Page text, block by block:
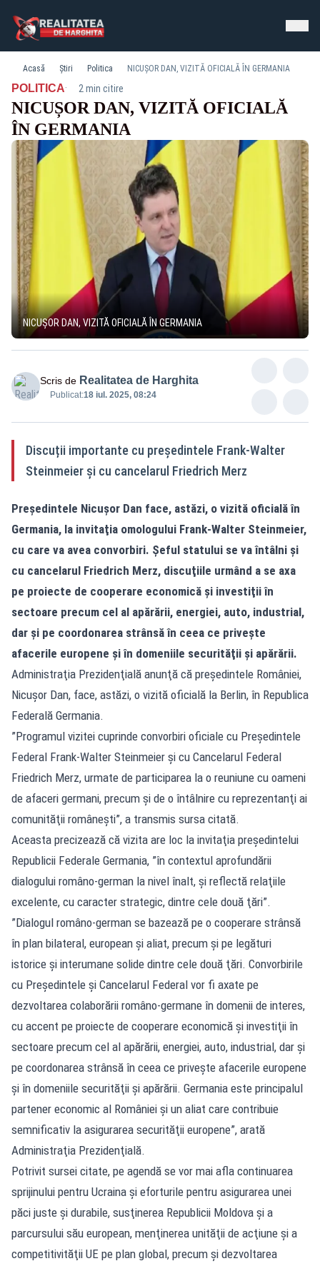
Acasă Știri Politica NICUȘOR DAN, VIZITĂ OFICIALĂ ÎN GERMANIA
POLITICA· 2 min citire
NICUȘOR DAN, VIZITĂ OFICIALĂ
ÎN GERMANIA
NICUȘOR DAN, VIZITĂ OFICIALĂ ÎN GERMANIA
Scris de Realitatea de Harghita
Publicat:18 iul. 2025, 08:24
Discuții importante cu preşedintele Frank-Walter
Steinmeier şi cu cancelarul Friedrich Merz
Preşedintele Nicuşor Dan face, astăzi, o vizită oficială în
Germania, la invitaţia omologului Frank-Walter Steinmeier,
cu care va avea convorbiri. Şeful statului se va întâlni şi
cu cancelarul Friedrich Merz, discuţiile urmând a se axa
pe proiecte de cooperare economică şi investiţii în
sectoare precum cel al apărării, energiei, auto, industrial,
dar şi pe coordonarea strânsă în ceea ce priveşte
afacerile europene şi în domeniile securităţii şi apărării.
Administraţia Prezidenţială anunţă că preşedintele României,
Nicuşor Dan, face, astăzi, o vizită oficială la Berlin, în Republica
Federală Germania.
”Programul vizitei cuprinde convorbiri oficiale cu Preşedintele
Federal Frank-Walter Steinmeier şi cu Cancelarul Federal
Friedrich Merz, urmate de participarea la o reuniune cu oameni
de afaceri germani, precum şi de o întâlnire cu reprezentanţi ai
comunităţii româneşti”, a transmis sursa citată.
Aceasta precizează că vizita are loc la invitaţia preşedintelui
Republicii Federale Germania, ”în contextul aprofundării
dialogului româno-german la nivel înalt, şi reflectă relaţiile
excelente, cu caracter strategic, dintre cele două ţări”.
”Dialogul româno-german se bazează pe o cooperare strânsă
în plan bilateral, european şi aliat, precum şi pe legături
istorice şi interumane solide dintre cele două ţări. Convorbirile
cu Preşedintele şi Cancelarul Federal vor fi axate pe
dezvoltarea colaborării româno-germane în domenii de interes,
cu accent pe proiecte de cooperare economică şi investiţii în
sectoare precum cel al apărării, energiei, auto, industrial, dar şi
pe coordonarea strânsă în ceea ce priveşte afacerile europene
şi în domeniile securităţii şi apărării. Germania este principalul
partener economic al României şi un aliat care contribuie
semnificativ la asigurarea securităţii europene”, arată
Administraţia Prezidenţială.
Potrivit sursei citate, pe agendă se vor mai afla continuarea
sprijinului pentru Ucraina şi eforturile pentru asigurarea unei
păci juste şi durabile, susţinerea Republicii Moldova şi a
parcursului său european, menţinerea unităţii de acţiune şi a
competitivităţii UE pe plan global, precum şi dezvoltarea